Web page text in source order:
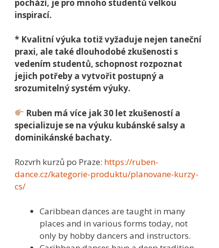
pochází, je pro mnoho studentů velkou
inspirací.
* Kvalitní výuka totiž vyžaduje nejen taneční
praxi, ale také dlouhodobé zkušenosti s
vedením studentů, schopnost rozpoznat
jejich potřeby a vytvořit postupný a
srozumitelný systém výuky.
Ruben má více jak 30 let zkušeností a
specializuje se na výuku kubánské salsy a
dominikánské bachaty.
Rozvrh kurzů po Praze: https://ruben-
dance.cz/kategorie-produktu/planovane-kurzy-
cs/
Caribbean dances are taught in many
places and in various forms today, not
only by hobby dancers and instructors.